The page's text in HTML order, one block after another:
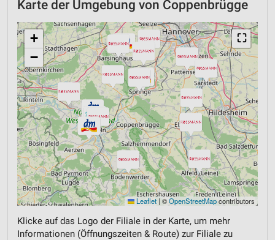
Karte der Umgebung von Coppenbrügge
⛶
+
−
Leaflet | ©OpenStreetMapcontributors
Klicke auf das Logo der Filiale in der Karte, um mehr
Informationen (Öffnungszeiten & Route) zur Filiale zu